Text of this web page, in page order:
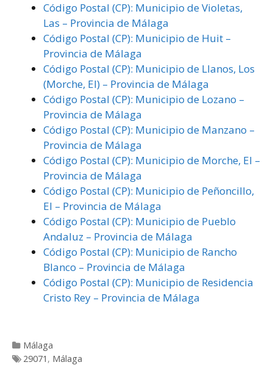
Código Postal (CP): Municipio de Violetas,
Las – Provincia de Málaga
Código Postal (CP): Municipio de Huit –
Provincia de Málaga
Código Postal (CP): Municipio de Llanos, Los
(Morche, El) – Provincia de Málaga
Código Postal (CP): Municipio de Lozano –
Provincia de Málaga
Código Postal (CP): Municipio de Manzano –
Provincia de Málaga
Código Postal (CP): Municipio de Morche, El –
Provincia de Málaga
Código Postal (CP): Municipio de Peñoncillo,
El – Provincia de Málaga
Código Postal (CP): Municipio de Pueblo
Andaluz – Provincia de Málaga
Código Postal (CP): Municipio de Rancho
Blanco – Provincia de Málaga
Código Postal (CP): Municipio de Residencia
Cristo Rey – Provincia de Málaga
Categorías
Málaga
Etiquetas
29071 , Málaga